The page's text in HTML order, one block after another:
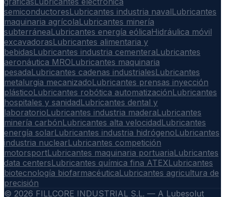
semiconductoresLubricantes industria navalLubricantes
maquinaria agrícolaLubricantes minería
subterráneaLubricantes energía eólicaHidráulica móvil
excavadorasLubricantes alimentaria y
bebidasLubricantes industria cementeraLubricantes
aeronáutica MROLubricantes maquinaria
pesadaLubricantes cadenas industrialesLubricantes
metalurgia mecanizadoLubricantes prensas inyección
plásticoLubricantes robótica automatizaciónLubricantes
hospitales y sanidadLubricantes dental y
laboratorioLubricantes industria maderaLubricantes
minería carbónLubricantes alta velocidadLubricantes
energía solarLubricantes industria hidrógenoLubricantes
industria nuclearLubricantes competición
motorsportLubricantes maquinaria portuariaLubricantes
data centersLubricantes química fina ATEXLubricantes
biotecnología biofarmacéuticaLubricantes agricultura de
precisión
© 2026 FILLCORE INDUSTRIAL S.L. — A Lubesolut